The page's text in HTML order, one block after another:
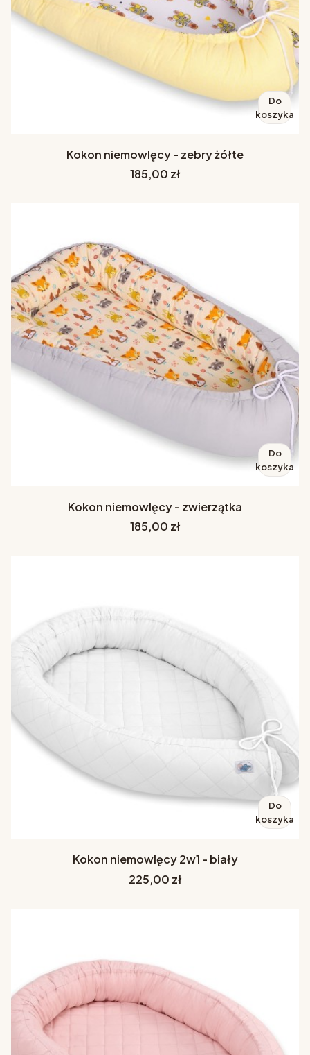
Do
koszyka
Kokon niemowlęcy - zebry żółte
Cena
185,00 zł
Do
koszyka
Kokon niemowlęcy - zwierzątka
Cena
185,00 zł
Do
koszyka
Kokon niemowlęcy 2w1 - biały
Cena
225,00 zł